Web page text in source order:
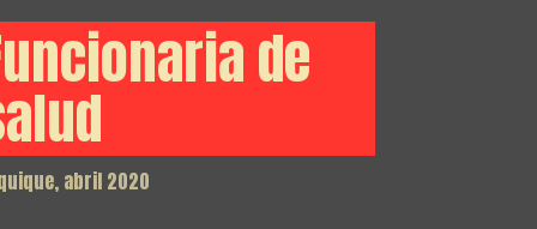
de
abril 2020